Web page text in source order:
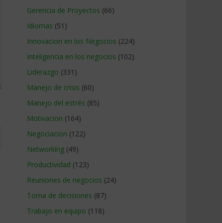
Gerencia de Proyectos (66)
Idiomas (51)
Innovacion en los Negocios (224)
Inteligencia en los negocios (102)
Liderazgo (331)
Manejo de crisis (60)
Manejo del estrés (85)
Motivacion (164)
Negociacion (122)
Networking (49)
Productividad (123)
Reuniones de negocios (24)
Toma de decisiones (87)
Trabajo en equipo (118)